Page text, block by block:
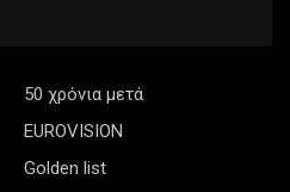
50 χρόνια μετά
EUROVISION
Golden list